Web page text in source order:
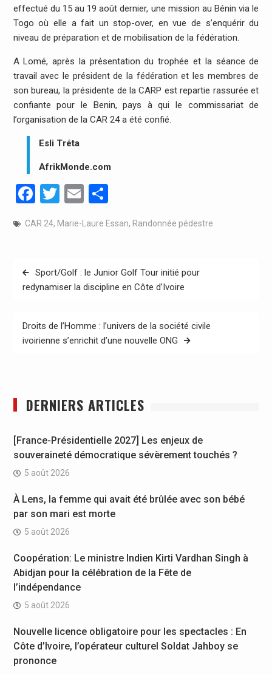
effectué du 15 au 19 août dernier, une mission au Bénin via le
Togo où elle a fait un stop-over, en vue de s’enquérir du
niveau de préparation et de mobilisation de la fédération.
A Lomé, après la présentation du trophée et la séance de
travail avec le président de la fédération et les membres de
son bureau, la présidente de la CARP est repartie rassurée et
confiante pour le Benin, pays à qui le commissariat de
l’organisation de la CAR 24 a été confié.
Esli Tréta
AfrikMonde.com
Facebook
Twitter
EmailPartager
CAR 24, Marie-Laure Essan, Randonnée pédestre
Navigation
de
Sport/Golf : le Junior Golf Tour initié pour
redynamiser la discipline en Côte d’Ivoire
Droits de l’Homme : l’univers de la société civile
ivoirienne s’enrichit d’une nouvelle ONG
DERNIERS ARTICLES
[France-Présidentielle 2027] Les enjeux de
souveraineté démocratique sévèrement touchés ?
5 août 2026
À Lens, la femme qui avait été brûlée avec son bébé
par son mari est morte
5 août 2026
Coopération: Le ministre Indien Kirti Vardhan Singh à
Abidjan pour la célébration de la Fête de
l’indépendance
5 août 2026
Nouvelle licence obligatoire pour les spectacles : En
Côte d’Ivoire, l’opérateur culturel Soldat Jahboy se
prononce